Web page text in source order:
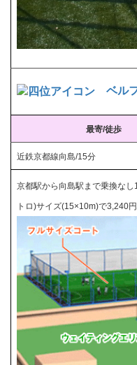
ベル
最寄/徒歩
近鉄京都線向島/15分
京都駅から向島駅まで乗換な
トロ)サイズ(15×10m)で3,240円